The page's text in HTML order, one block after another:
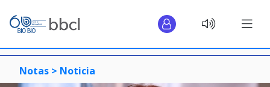
Notas > Noticia